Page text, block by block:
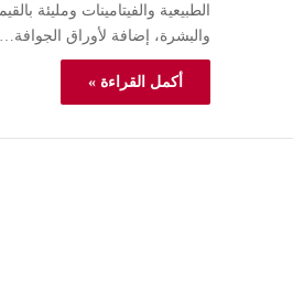
الطبيعية والفيتامينات ومليئة
والبشرة، إضافة لأوراق الجوافة…
أكمل القراءة »